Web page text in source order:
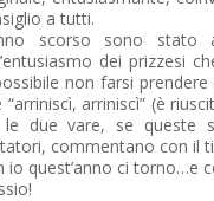
a tutti.
scorso sono stato
dei prizzesi
non farsi
“arriniscì, arriniscì” (è
due vare, se queste
commentano con il
io quest’anno ci torno…e